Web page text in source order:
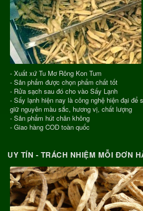
- Xuất xứ Tu Mơ Rông Kon Tum
- Sản phẩm được chọn phẩm chất tốt
- Rửa sạch sau đó cho vào Sấy Lạnh
- Sấy lạnh hiện nay là công nghệ hiện đại để
giữ nguyên màu sắc, hương vị, chất lượng
- Sản phẩm hút chân không
- Giao hàng COD toàn quốc
UY TÍN - TRÁCH NHIỆM MỖI ĐƠN